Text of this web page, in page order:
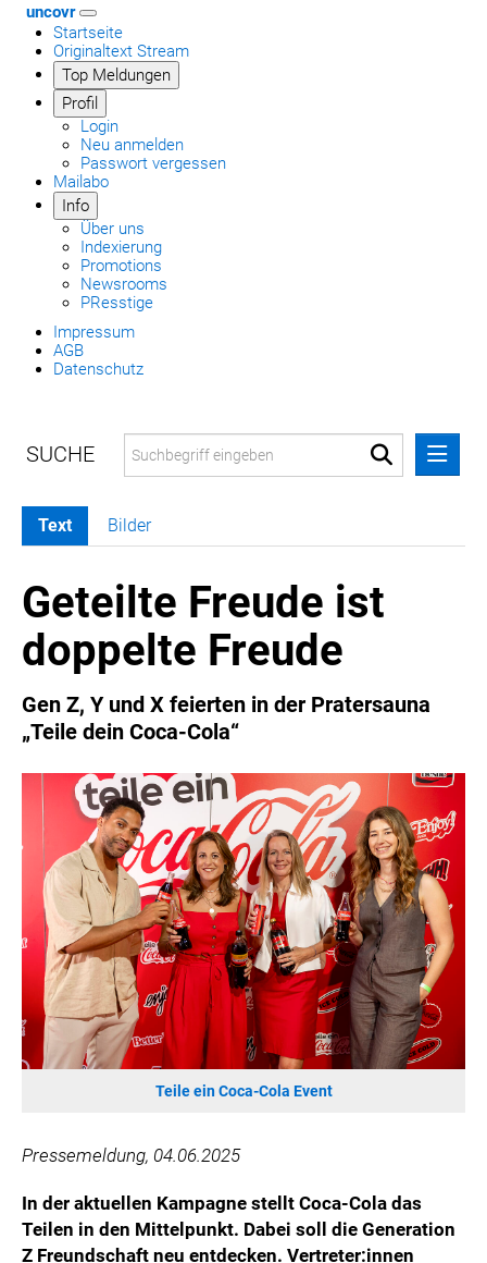
uncovr
Startseite
Originaltext Stream
Top Meldungen
Profil
Login
Neu anmelden
Passwort vergessen
Mailabo
Info
Über uns
Indexierung
Promotions
Newsrooms
PResstige
Impressum
AGB
Datenschutz
MELDUNGEN
COCA-COLA
COCA-COLA HBC ÖSTERREICH
RÖMERQUELLE
ÖSTERREICHISCHE SPORTHILFE
BARFLY'S CLUB
SPORTS MEDIA AUSTRIA
CULINARIUS
RECYCLEMICH-INITIATIVE
VIER HOCH VIER
ALFIES
HANNERSBERG
WILHELM-EXNER-MEDAILLEN STIFTUNG
ADMIRAL SPORTWETTEN
EWP RECYCLING PFAND ÖSTERREICH
IMPERIAL MARKETS
SPECIAL OLYMPICS ÖSTERREICH
Text Bilder
Geteilte Freude ist
doppelte Freude
Gen Z, Y und X feierten in der Pratersauna
„Teile dein Coca-Cola“
Teile ein Coca-Cola Event
Pressemeldung, 04.06.2025
In der aktuellen Kampagne stellt Coca-Cola das
Teilen in den Mittelpunkt. Dabei soll die Generation
Z Freundschaft neu entdecken. Vertreter:innen